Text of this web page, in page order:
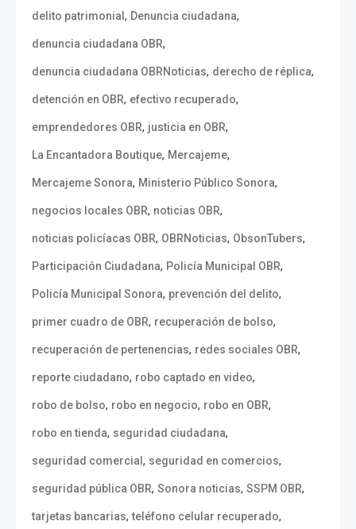
delito patrimonial , Denuncia ciudadana,
denuncia ciudadana OBR,
denuncia ciudadana OBRNoticias, derecho de réplica,
detención en OBR, efectivo recuperado,
emprendedores OBR, justicia en OBR,
La Encantadora Boutique, Mercajeme,
Mercajeme Sonora, Ministerio Público Sonora,
negocios locales OBR, noticias OBR,
noticias policíacas OBR, OBRNoticias, ObsonTubers,
Participación Ciudadana, Policía Municipal OBR,
Policía Municipal Sonora, prevención del delito,
primer cuadro de OBR, recuperación de bolso,
recuperación de pertenencias, redes sociales OBR,
reporte ciudadano, robo captado en video,
robo de bolso, robo en negocio, robo en OBR,
robo en tienda, seguridad ciudadana,
seguridad comercial , seguridad en comercios,
seguridad pública OBR, Sonora noticias, SSPM OBR,
tarjetas bancarias,teléfono celular recuperado,